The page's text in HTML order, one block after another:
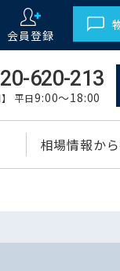
会員登録
620-213
】 平日9:00～18:00
相場情報か